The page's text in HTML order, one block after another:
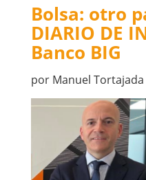
Bolsa: otro
DIARIO DE
Banco BIG
por Manuel Tortajada